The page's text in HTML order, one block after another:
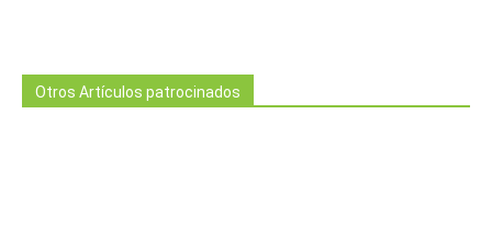
Otros Artículos patrocinados